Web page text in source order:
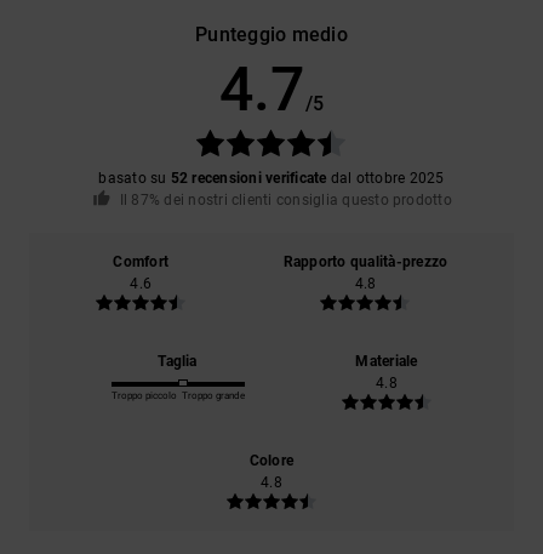
Punteggio medio
4.7 /5
basato su 52 recensioni verificate dal ottobre 2025
Il 87% dei nostri clienti consiglia questo prodotto
Comfort
4.6
Rapporto qualità-prezzo
4.8
Taglia
Troppo piccolo Troppo grande
Materiale
4.8
Colore
4.8